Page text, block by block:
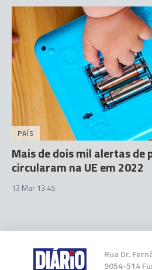
PAÍS
Mais de dois mil alertas
circularam na UE em 2022
13 Mar 13:45
Rua Dr.
9054-514